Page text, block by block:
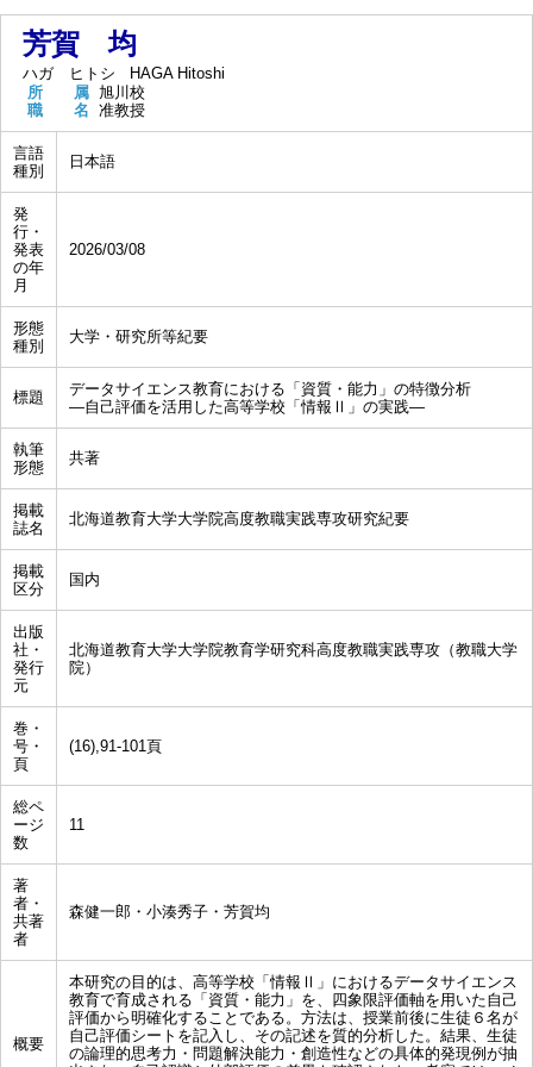
芳賀 均
ハガ ヒトシ
HAGA Hitoshi
所 属 旭川校
職 名 准教授
言語
種別
日本語
発
行・
発表
の年
月
2026/03/08
形態
種別
大学・研究所等紀要
標題
データサイエンス教育における「資質・能力」の特徴分析
―自己評価を活用した高等学校「情報Ⅱ」の実践―
執筆
形態
共著
掲載
誌名
北海道教育大学大学院高度教職実践専攻研究紀要
掲載
区分
国内
出版
社・
発行
元
北海道教育大学大学院教育学研究科高度教職実践専攻（教職大学
院）
巻・
号・
頁
(16),91-101頁
総ペ
ージ
数
11
著
者・
共著
者
森健一郎・小湊秀子・芳賀均
概要
本研究の目的は、高等学校「情報Ⅱ」におけるデータサイエンス
教育で育成される「資質・能力」を、四象限評価軸を用いた自己
評価から明確化することである。方法は、授業前後に生徒６名が
自己評価シートを記入し、その記述を質的分析した。結果、生徒
の論理的思考力・問題解決能力・創造性などの具体的発現例が抽